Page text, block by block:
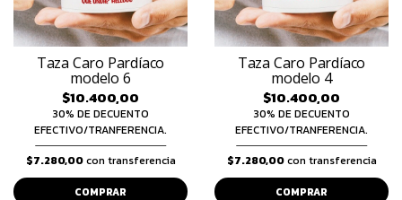
Taza Caro Pardíaco
modelo 6
$10.400,00
30% DE DECUENTO
EFECTIVO/TRANFERENCIA.
$7.280,00con transferencia
COMPRAR
Taza Caro Pardíaco
modelo 4
$10.400,00
30% DE DECUENTO
EFECTIVO/TRANFERENCIA.
$7.280,00con transferencia
COMPRAR